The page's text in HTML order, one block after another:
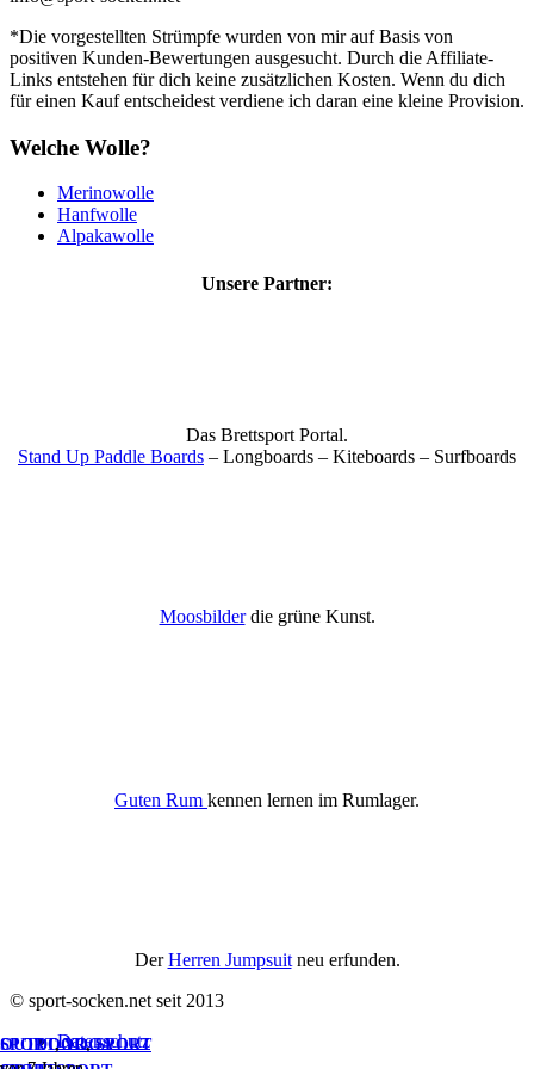
OUTDOOR,SPORT
SPORT,YOGA
*Die vorgestellten Strümpfe wurden von mir auf Basis von
positiven Kunden-Bewertungen ausgesucht. Durch die Affiliate-
Links entstehen für dich keine zusätzlichen Kosten. Wenn du dich
für einen Kauf entscheidest verdiene ich daran eine kleine Provision.
Welche Wolle?
Merinowolle
Hanfwolle
Alpakawolle
Unsere Partner:
Das Brettsport Portal.
Stand Up Paddle Boards – Longboards – Kiteboards – Surfboards
Moosbilderdie grüne Kunst.
Guten Rum kennen lernen im Rumlager.
DerHerren Jumpsuitneu erfunden.
© sport-socken.net seit 2013
Datenschutz